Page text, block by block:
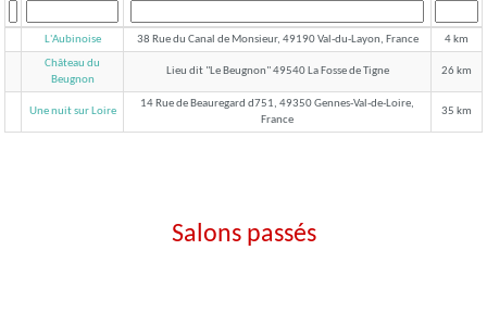
L'Aubinoise 38 Rue du Canal de Monsieur, 49190 Val-du-Layon, France
4 km
Château du
Beugnon
Lieu dit "Le Beugnon" 49540 La Fosse de Tigne 26 km
Une nuit sur Loire
14 Rue de Beauregard d751, 49350 Gennes-Val-de-Loire,
France
35 km
Salons passés